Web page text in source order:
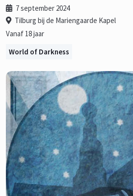
7 september 2024
Tilburg bij de Mariengaarde Kapel
Vanaf 18 jaar
World of Darkness